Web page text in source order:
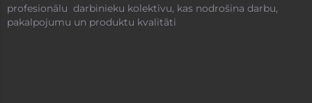
profesionālu darbinieku kolektīvu, kas nodrošina darbu,
pakalpojumu un produktu kvalitāti